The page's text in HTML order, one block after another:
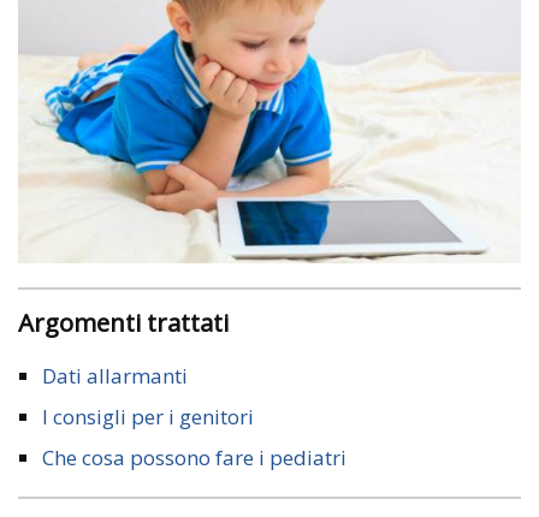
Argomenti trattati
Dati allarmanti
I consigli per i genitori
Che cosa possono fare i pediatri